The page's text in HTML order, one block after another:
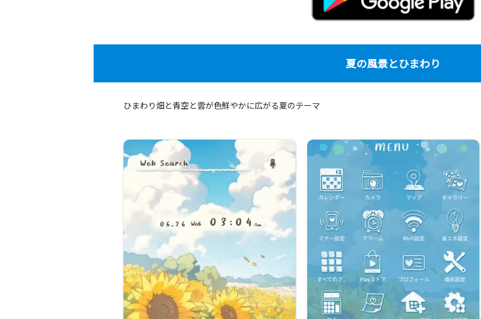
夏の風景とひまわり
ひまわり畑と青空と雲が色鮮やかに広がる夏のテーマ